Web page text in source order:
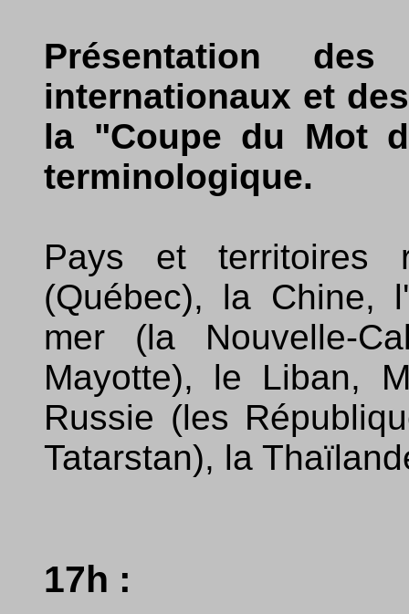
Présentation
internationaux et
la "Coupe du Mot
terminologique.
Pays et territoires
(Québec), la Chine,
mer (la Nouvelle-
Mayotte), le Liban,
Russie (les
Tatarstan), la
17h :